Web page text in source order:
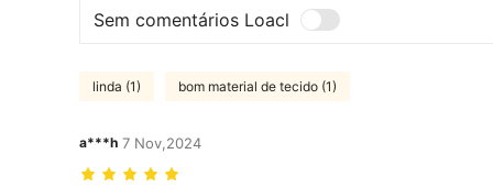
Sem comentários Loacl
linda (1) bom material de tecido (1)
a***h 7 Nov,2024